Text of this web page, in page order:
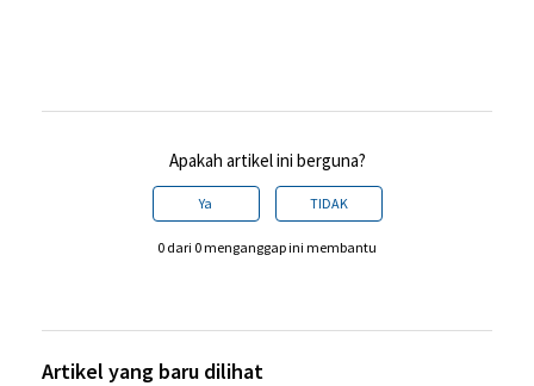
Apakah artikel ini berguna?
Ya TIDAK
0 dari 0 menganggap ini membantu
Artikel yang baru dilihat